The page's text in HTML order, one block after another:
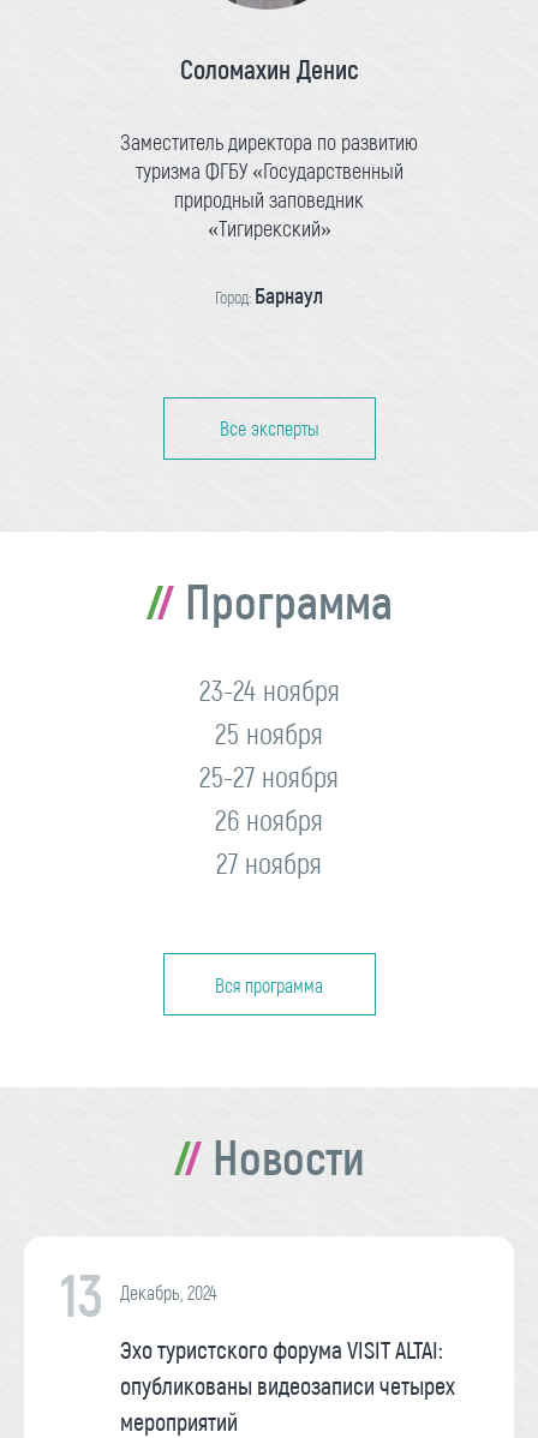
Соломахин Денис
Заместитель директора по развитию
туризма ФГБУ «Государственный
природный заповедник
«Тигирекский»
Город: Барнаул
Все эксперты
Программа
23-24 ноября
25 ноября
25-27 ноября
26 ноября
27 ноября
Вся программа
Новости
13 Декабрь, 2024
Эхо туристского форума VISIT ALTAI:
опубликованы видеозаписи четырех
мероприятий